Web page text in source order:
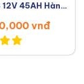
45AH Hàn
vnđ